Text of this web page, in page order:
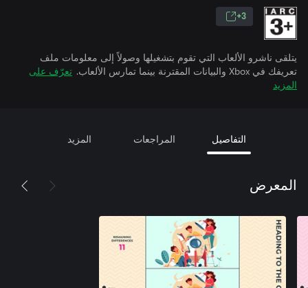
3+
يتلقى ناشرو الألعاب التي تقوم بتشغيلها وصولاً إلى معلومات ملف
تعريفك في Xbox والبيانات المقترنة بينما تمارس الألعاب.
تعرّف على
المزيد
التفاصيل المراجعات المزيد
المعرض